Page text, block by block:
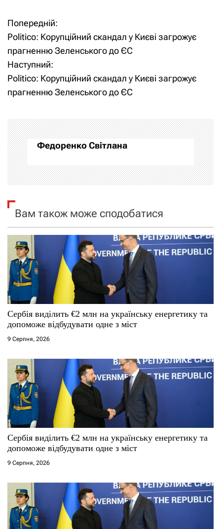
Н
а
в
і
а
ц
і
а
п
и
с
і
в
Попередній:
Politico: Корупційний скандал у Києві загрожує
прагненню Зеленського до ЄС
Наступний:
Politico: Корупційний скандал у Києві загрожує
прагненню Зеленського до ЄС
Федоренко Світлана
Вам також може сподобатися
Сербія виділить €2 млн на українську енергетику та
допоможе відбудувати одне з міст
9 Серпня, 2026
Сербія виділить €2 млн на українську енергетику та
допоможе відбудувати одне з міст
9 Серпня, 2026